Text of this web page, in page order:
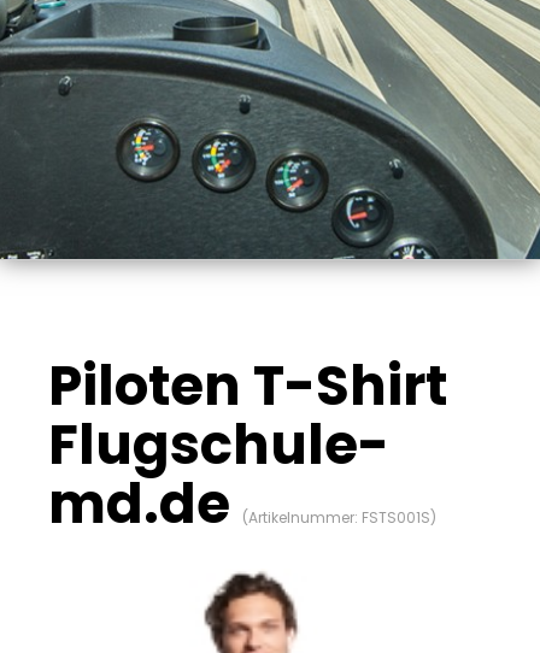
Piloten T-Shirt
Flugschule-
md.de (Artikelnummer: FSTS001S)